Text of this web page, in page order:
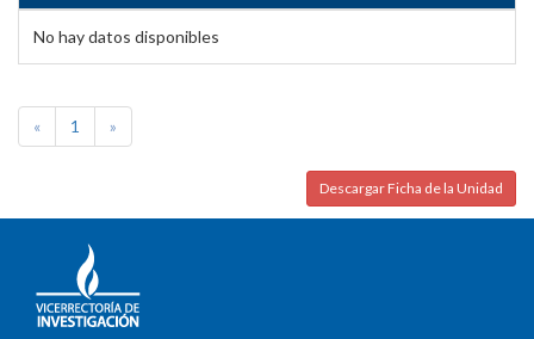
No hay datos disponibles
« 1 »
Descargar Ficha de la Unidad